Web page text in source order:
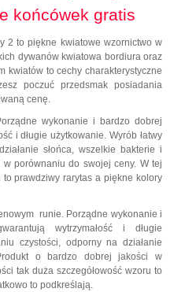
końcówek gratis
2 to piękne kwiatowe wzornictwo w
dywanów kwiatowa bordiura oraz
kwiatów to cechy charakterystyczne
poczuć przedsmak posiadania
cenę.
wykonanie i bardzo dobrej
i długie użytkowanie. Wyrób łatwy
słońca, wszelkie bakterie i
porównaniu do swojej ceny. W tej
prawdziwy rarytas a piękne kolory
runie. Porządne wykonanie i
wytrzymałość i długie
czystości, odporny na działanie
o bardzo dobrej jakości w
tak duża szczegółowość wzoru to
to podkreślają.